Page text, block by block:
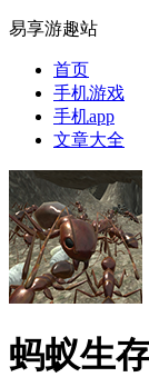
易享游趣站
首页
手机游戏
手机app
文章大全
蚂蚁生